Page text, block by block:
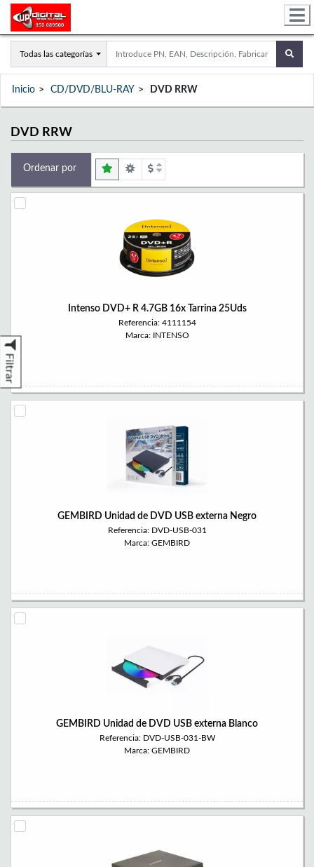
Todas las categorías
Inicio CD/DVD/BLU-RAY DVD RRW
DVD RRW
Filtrar
Ordenar por
Intenso DVD+ R 4.7GB 16x Tarrina 25Uds
Referencia: 4111154
Marca: INTENSO
GEMBIRD Unidad de DVD USB externa Negro
Referencia: DVD-USB-031
Marca: GEMBIRD
GEMBIRD Unidad de DVD USB externa Blanco
Referencia: DVD-USB-031-BW
Marca: GEMBIRD